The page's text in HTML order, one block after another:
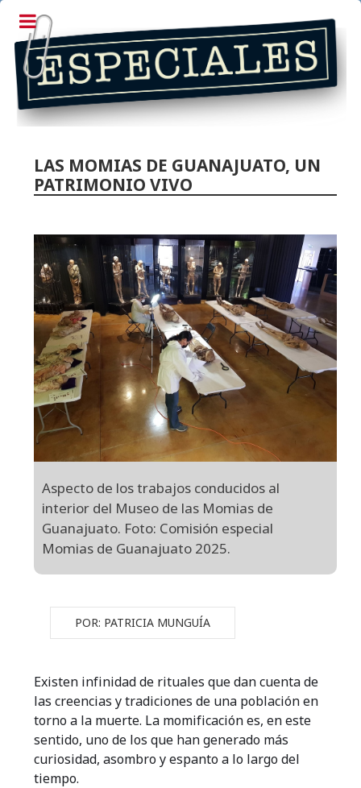
LAS MOMIAS DE GUANAJUATO, UN
PATRIMONIO VIVO
Aspecto de los trabajos conducidos al
interior del Museo de las Momias de
Guanajuato. Foto: Comisión especial
Momias de Guanajuato 2025.
POR: PATRICIA MUNGUÍA
Existen infinidad de rituales que dan cuenta de
las creencias y tradiciones de una población en
torno a la muerte. La momificación es, en este
sentido, uno de los que han generado más
curiosidad, asombro y espanto a lo largo del
tiempo.